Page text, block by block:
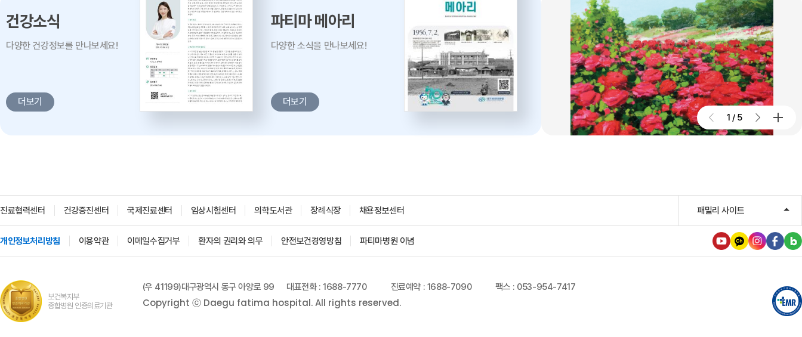
대구파티마병원 감염내과 김혜인
과장
'생명을 잇다 - 세대를 잇다'
대구파티마병원 산부인과, 분만실
2026. 02. 12
대구파티마병원, 진단검사의학과
리모델링 축복식 개최
2026.07.29
우성진 동구청장, 대구파티마병원
방문
2026.07.28
2026.07.27
대구파티마병원, 개원 70주년 기념
및 제11회 생명사랑 생명주간 축제
2026.07.24
건강소식
다양한 건강정보를 만나보세요!
더보기
파티마 메아리
다양한 소식을 만나보세요!
더보기
1 / 5
진료협력센터 건강증진센터 국제진료센터 임상시험센터 의학도서관 장례식장 채용정보센터 패밀리 사이트
개인정보처리방침 이용약관 이메일수집거부 환자의 권리와 의무 안전보건경영방침 파티마병원 이념
보건복지부
종합병원 인증의료기관
(우 41199)대구광역시 동구 아양로 99 대표전화 : 1688-7770 진료예약 : 1688-7090 팩스 : 053-954-7417
Copyright ⓒ Daegu fatima hospital. All rights reserved.